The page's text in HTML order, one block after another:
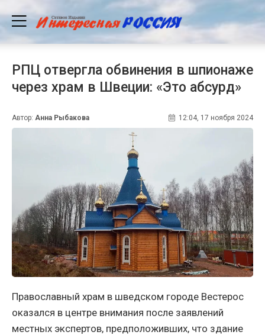
РПЦ отвергла обвинения в шпионаже
через храм в Швеции: «Это абсурд»
Автор: Анна Рыбакова 12:04, 17 ноября 2024
Православный храм в шведском городе Вестерос
оказался в центре внимания после заявлений
местных экспертов, предположивших, что здание